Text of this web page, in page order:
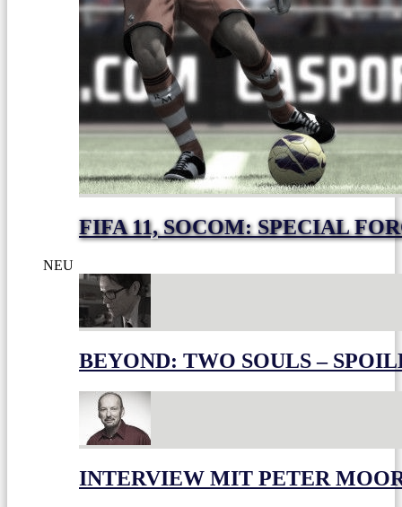
FIFA 11, SOCOM: SPECIAL
NEU
BEYOND: TWO SOULS –
INTERVIEW MIT PETER